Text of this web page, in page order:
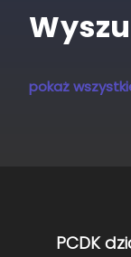
pokaż
PCDK